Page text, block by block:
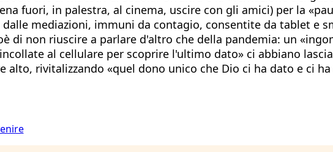
fuori, in palestra, al cinema, uscire con gli amici) per la
mediazioni, immuni da contagio, consentite da tablet e
di non riuscire a parlare d'altro che della pandemia: un
al cellulare per scoprire l'ultimo dato» ci abbiano
alto, rivitalizzando «quel dono unico che Dio ci ha dato e ci